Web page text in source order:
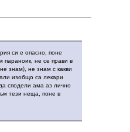
си е опасно, поне
параноик, не се прави в
знам), не знам с какви
изобщо са лекари
сподели ама аз лично
тези неща, поне в